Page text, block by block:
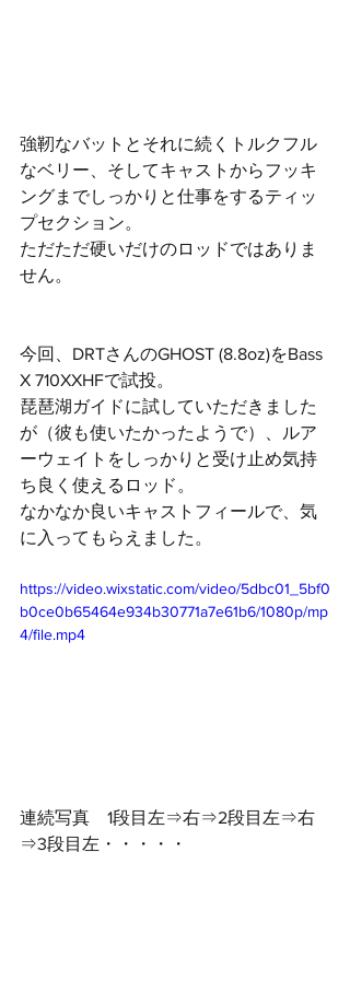
強靭なバットとそれに続くトルクフル
なベリー、そしてキャストからフッキ
ングまでしっかりと仕事をするティッ
プセクション。
ただただ硬いだけのロッドではありま
せん。
今回、DRTさんのGHOST (8.8oz)をBass
X 710XXHFで試投。
琵琶湖ガイドに試していただきました
が（彼も使いたかったようで）、ルア
ーウェイトをしっかりと受け止め気持
ち良く使えるロッド。
なかなか良いキャストフィールで、気
に入ってもらえました。
https://video.wixstatic.com/video/5dbc01_5bf0
b0ce0b65464e934b30771a7e61b6/1080p/mp
4/file.mp4
連続写真　1段目左⇒右⇒2段目左⇒右
⇒3段目左・・・・・